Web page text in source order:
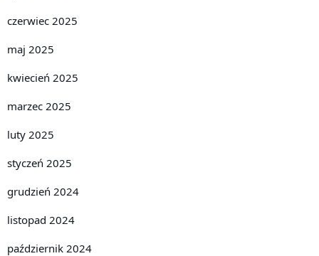
czerwiec 2025
maj 2025
kwiecień 2025
marzec 2025
luty 2025
styczeń 2025
grudzień 2024
listopad 2024
październik 2024